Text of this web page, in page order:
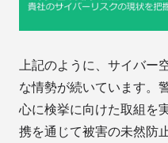
上記のように、サイバー
な情勢が続いています。
心に検挙に向けた取組を
携を通じて被害の未然防